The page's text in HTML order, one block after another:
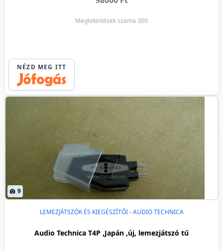
Megtekintések száma 300
NÉZD MEG ITT
9
LEMEZJÁTSZÓK ÉS KIEGÉSZÍTŐI - AUDIO TECHNICA
Audio Technica T4P ,Japán ,új, lemezjátszó tű